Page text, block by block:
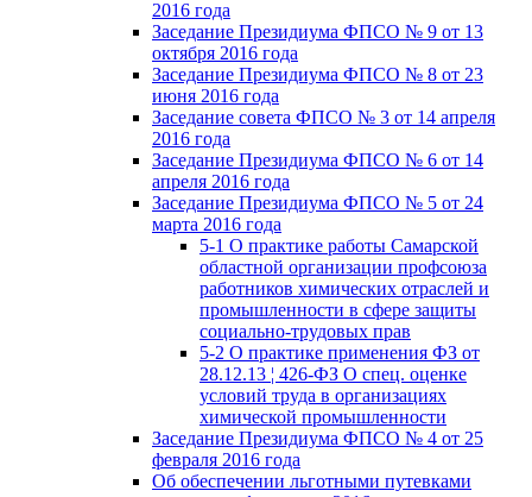
2016 года
Заседание Президиума ФПСО № 9 от 13
октября 2016 года
Заседание Президиума ФПСО № 8 от 23
июня 2016 года
Заседание совета ФПСО № 3 от 14 апреля
2016 года
Заседание Президиума ФПСО № 6 от 14
апреля 2016 года
Заседание Президиума ФПСО № 5 от 24
марта 2016 года
5-1 О практике работы Самарской
областной организации профсоюза
работников химических отраслей и
промышленности в сфере защиты
социально-трудовых прав
5-2 О практике применения ФЗ от
28.12.13 ¦ 426-ФЗ О спец. оценке
условий труда в организациях
химической промышленности
Заседание Президиума ФПСО № 4 от 25
февраля 2016 года
Об обеспечении льготными путевками